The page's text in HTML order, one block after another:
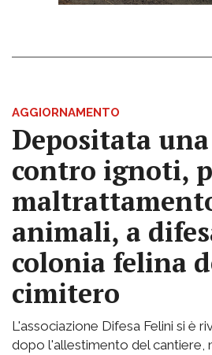
AGGIORNAMENTO
Depositata
contro ignoti,
animali, a
colonia felina
cimitero
L'associazione Difesa Felini si è
dopo l'allestimento del cantiere,